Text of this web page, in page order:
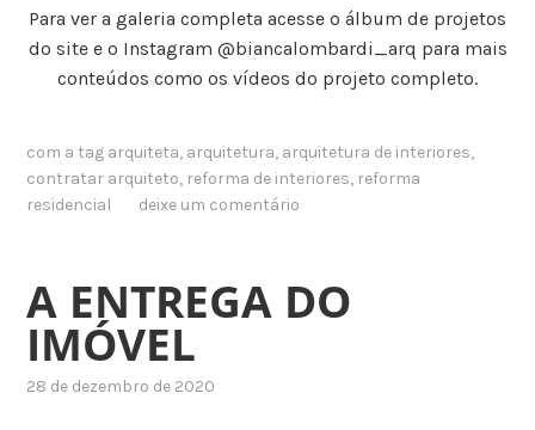
Para ver a galeria completa acesse o álbum de projetos
do site e o Instagram @biancalombardi_arq para mais
conteúdos como os vídeos do projeto completo.
com a tag arquiteta, arquitetura, arquitetura de interiores,
contratar arquiteto, reforma de interiores, reforma
residencial
deixe um comentário
A ENTREGA DO
IMÓVEL
28 de dezembro de 2020